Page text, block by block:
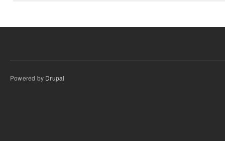
Powered by Drupal